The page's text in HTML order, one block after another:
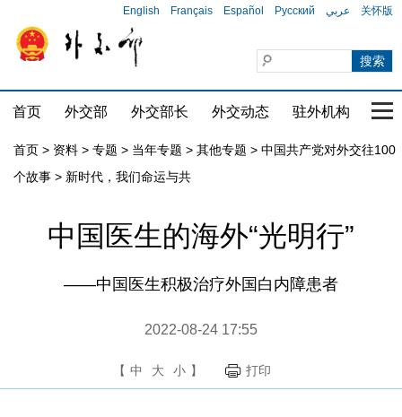
English Français Español Русский عربي 关怀版
首页 外交部 外交部长 外交动态 驻外机构 国
首页 > 资料 > 专题 > 当年专题 > 其他专题 > 中国共产党对外交往100
个故事 > 新时代，我们命运与共
​中国医生的海外“光明行”
——中国医生积极治疗外国白内障患者
2022-08-24 17:55
【 中 大 小 】 打印